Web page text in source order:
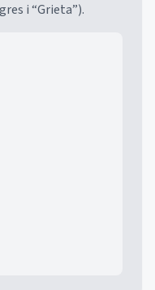
i “Grieta”).